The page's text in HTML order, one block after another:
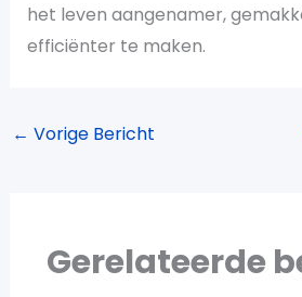
het leven aangenamer,
efficiënter te maken.
← Vorige Bericht
Gerelateerde